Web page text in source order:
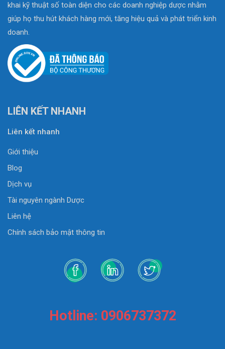
khai kỹ thuật số toàn diện cho các doanh nghiệp dược nhằm
giúp họ thu hút khách hàng mới, tăng hiệu quả và phát triển kinh
doanh.
LIÊN KẾT NHANH
Liên kết nhanh
Giới thiệu
Blog
Dịch vụ
Tài nguyên ngành Dược
Liên hệ
Chính sách bảo mật thông tin
Hotline: 0906737372